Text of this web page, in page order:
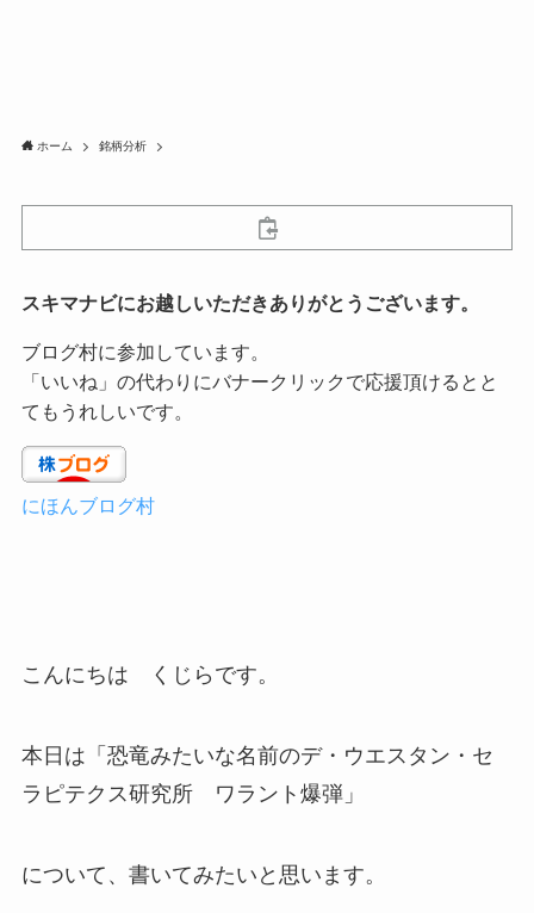
ホーム 銘柄分析
スキマナビにお越しいただきありがとうございます。
ブログ村に参加しています。
「いいね」の代わりにバナークリックで応援頂けるとと
てもうれしいです。
にほんブログ村
こんにちは くじらです。
本日は「恐竜みたいな名前のデ・ウエスタン・セ
ラピテクス研究所 ワラント爆弾」
について、書いてみたいと思います。